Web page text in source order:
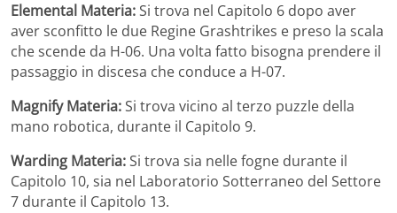
Elemental Materia:Si trova nel Capitolo 6 dopo aver
aver sconfitto le due Regine Grashtrikes e preso la scala
che scende da H-06. Una volta fatto bisogna prendere il
passaggio in discesa che conduce a H-07.
Magnify Materia:Si trova vicino al terzo puzzle della
mano robotica, durante il Capitolo 9.
Warding Materia:Si trova sia nelle fogne durante il
Capitolo 10, sia nel Laboratorio Sotterraneo del Settore
7 durante il Capitolo 13.